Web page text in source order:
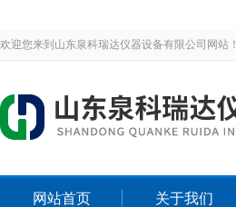
欢迎您来到山东泉科瑞达仪器设备有限公司网站！
网站首页 关于我们